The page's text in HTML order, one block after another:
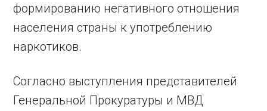
формированию негативного отношения
населения страны к употреблению
наркотиков.
Согласно выступления представителей
Генеральной Прокуратуры и МВД